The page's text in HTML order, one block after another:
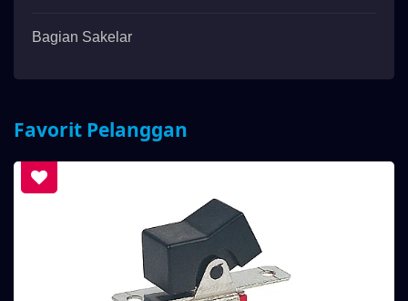
Bagian Sakelar
Favorit Pelanggan